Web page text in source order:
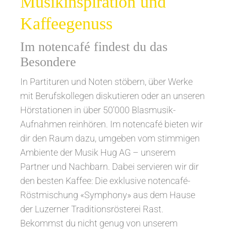
Kaffeegenuss
Im notencafé findest du das
Besondere
In Partituren und Noten stöbern, über Werke
mit Berufskollegen diskutieren oder an unseren
Hörstationen in über 50’000 Blasmusik-
Aufnahmen reinhören. Im notencafé bieten wir
dir den Raum dazu, umgeben vom stimmigen
Ambiente der Musik Hug AG – unserem
Partner und Nachbarn. Dabei servieren wir dir
den besten Kaffee: Die exklusive notencafé-
Röstmischung «Symphony» aus dem Hause
der Luzerner Traditionsrösterei Rast.
Bekommst du nicht genug von unserem